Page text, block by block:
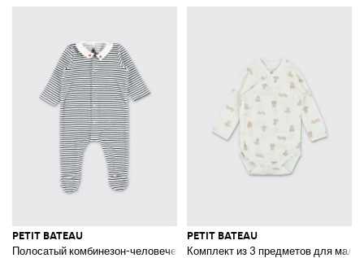
PETIT BATEAU
Полосатый комбинезон-человечек для мальчика из хлопка с ножками
PETIT BATEAU
Комплект из 3 предметов для